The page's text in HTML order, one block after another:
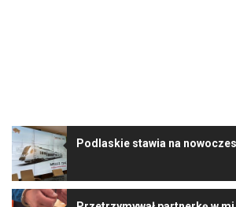
Podlaskie stawia na